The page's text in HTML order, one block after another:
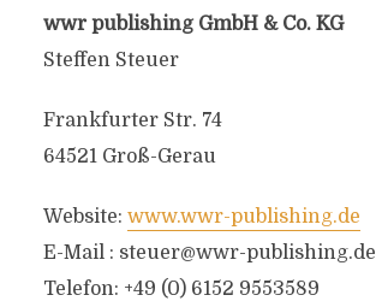
wwr publishing GmbH & Co. KG
Steffen Steuer
Frankfurter Str. 74
64521 Groß-Gerau
Website: www.wwr-publishing.de
E-Mail : steuer@wwr-publishing.de
Telefon: +49 (0) 6152 9553589